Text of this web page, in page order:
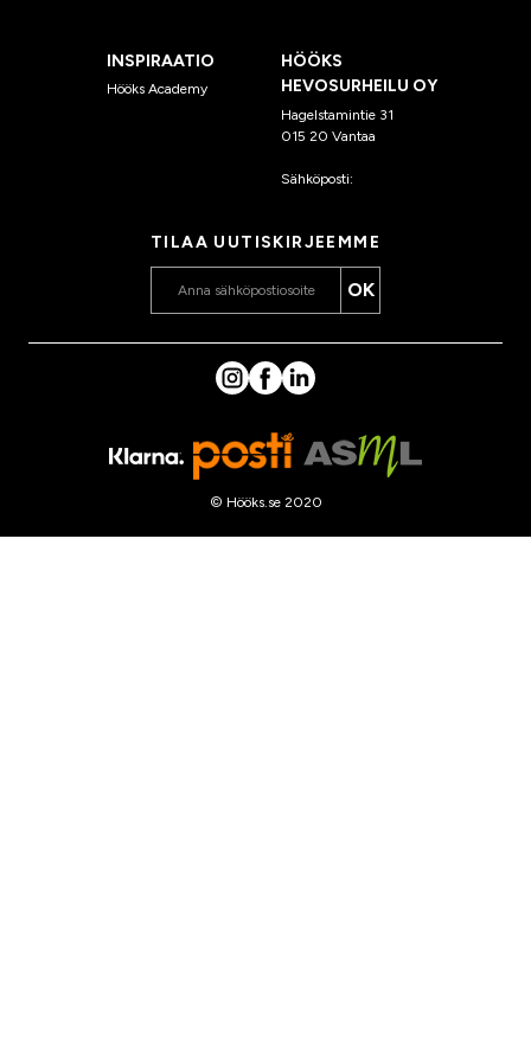
INSPIRAATIO
Hööks Academy
HÖÖKS
HEVOSURHEILU OY
Hagelstamintie 31
015 20 Vantaa
Sähköposti:
TILAA UUTISKIRJEEMME
OK
© Hööks.se 2020